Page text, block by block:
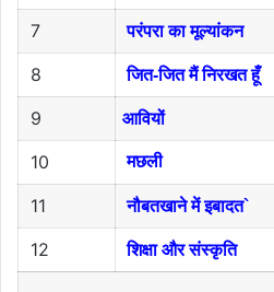
7 परंपरा का मूल्यांकन
8 जित-जित मैं निरखत हूँ
9 आवियों
10 मछली
11 नौबतखाने में इबादत`
12 शिक्षा और संस्कृति